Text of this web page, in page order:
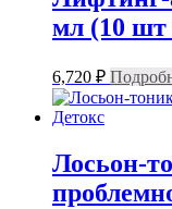
мл (10 шт
6,720 ₽
Лосьон-